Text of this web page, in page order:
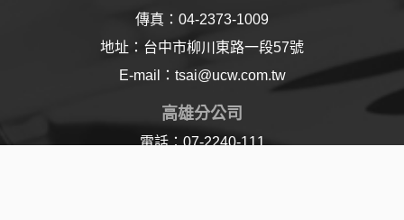
傳真：04-2373-1009
地址：台中市柳川東路一段57號
E-mail：tsai@ucw.com.tw
高雄分公司
電話：07-2240-111